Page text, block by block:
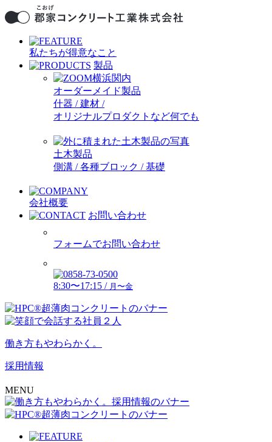
私たちが得意なこと
製品
オーダーメイド製品
什器 / 建材 /
オリジナルプロダクトなど何でも
土木製品
側溝 / 各種ブロック / 基礎
会社概要
お問い合わせ
フォームでお問い合わせ
8:30〜17:15 / 月〜金
働き方もやわらかく。
採用情報
MENU